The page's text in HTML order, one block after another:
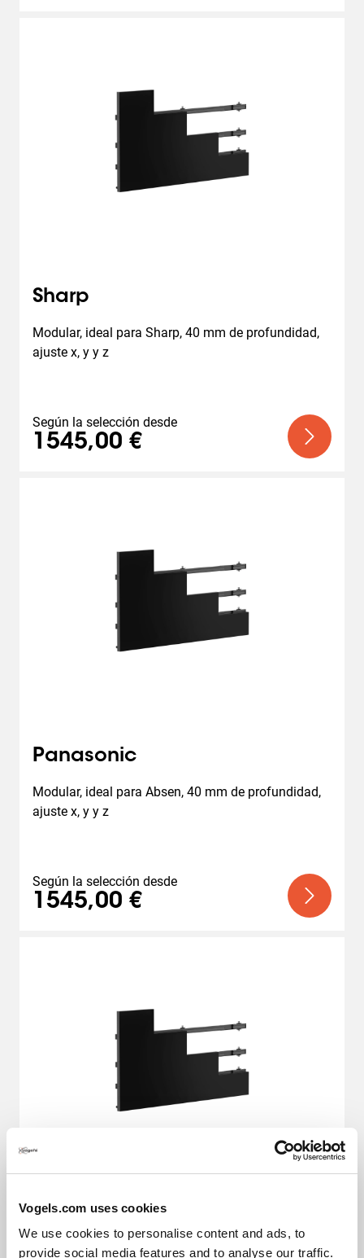
Vogels.com uses cookies
We use cookies to personalise content and ads, to
provide social media features and to analyse our traffic.
Sharp
Modular, ideal para Sharp, 40 mm de profundidad,
ajuste x, y y z
Según la selección desde
1545,00 €
Panasonic
Modular, ideal para Absen, 40 mm de profundidad,
ajuste x, y y z
Según la selección desde
1545,00 €
Philips
Modular, ideal para Philips, 40 mm de profundidad,